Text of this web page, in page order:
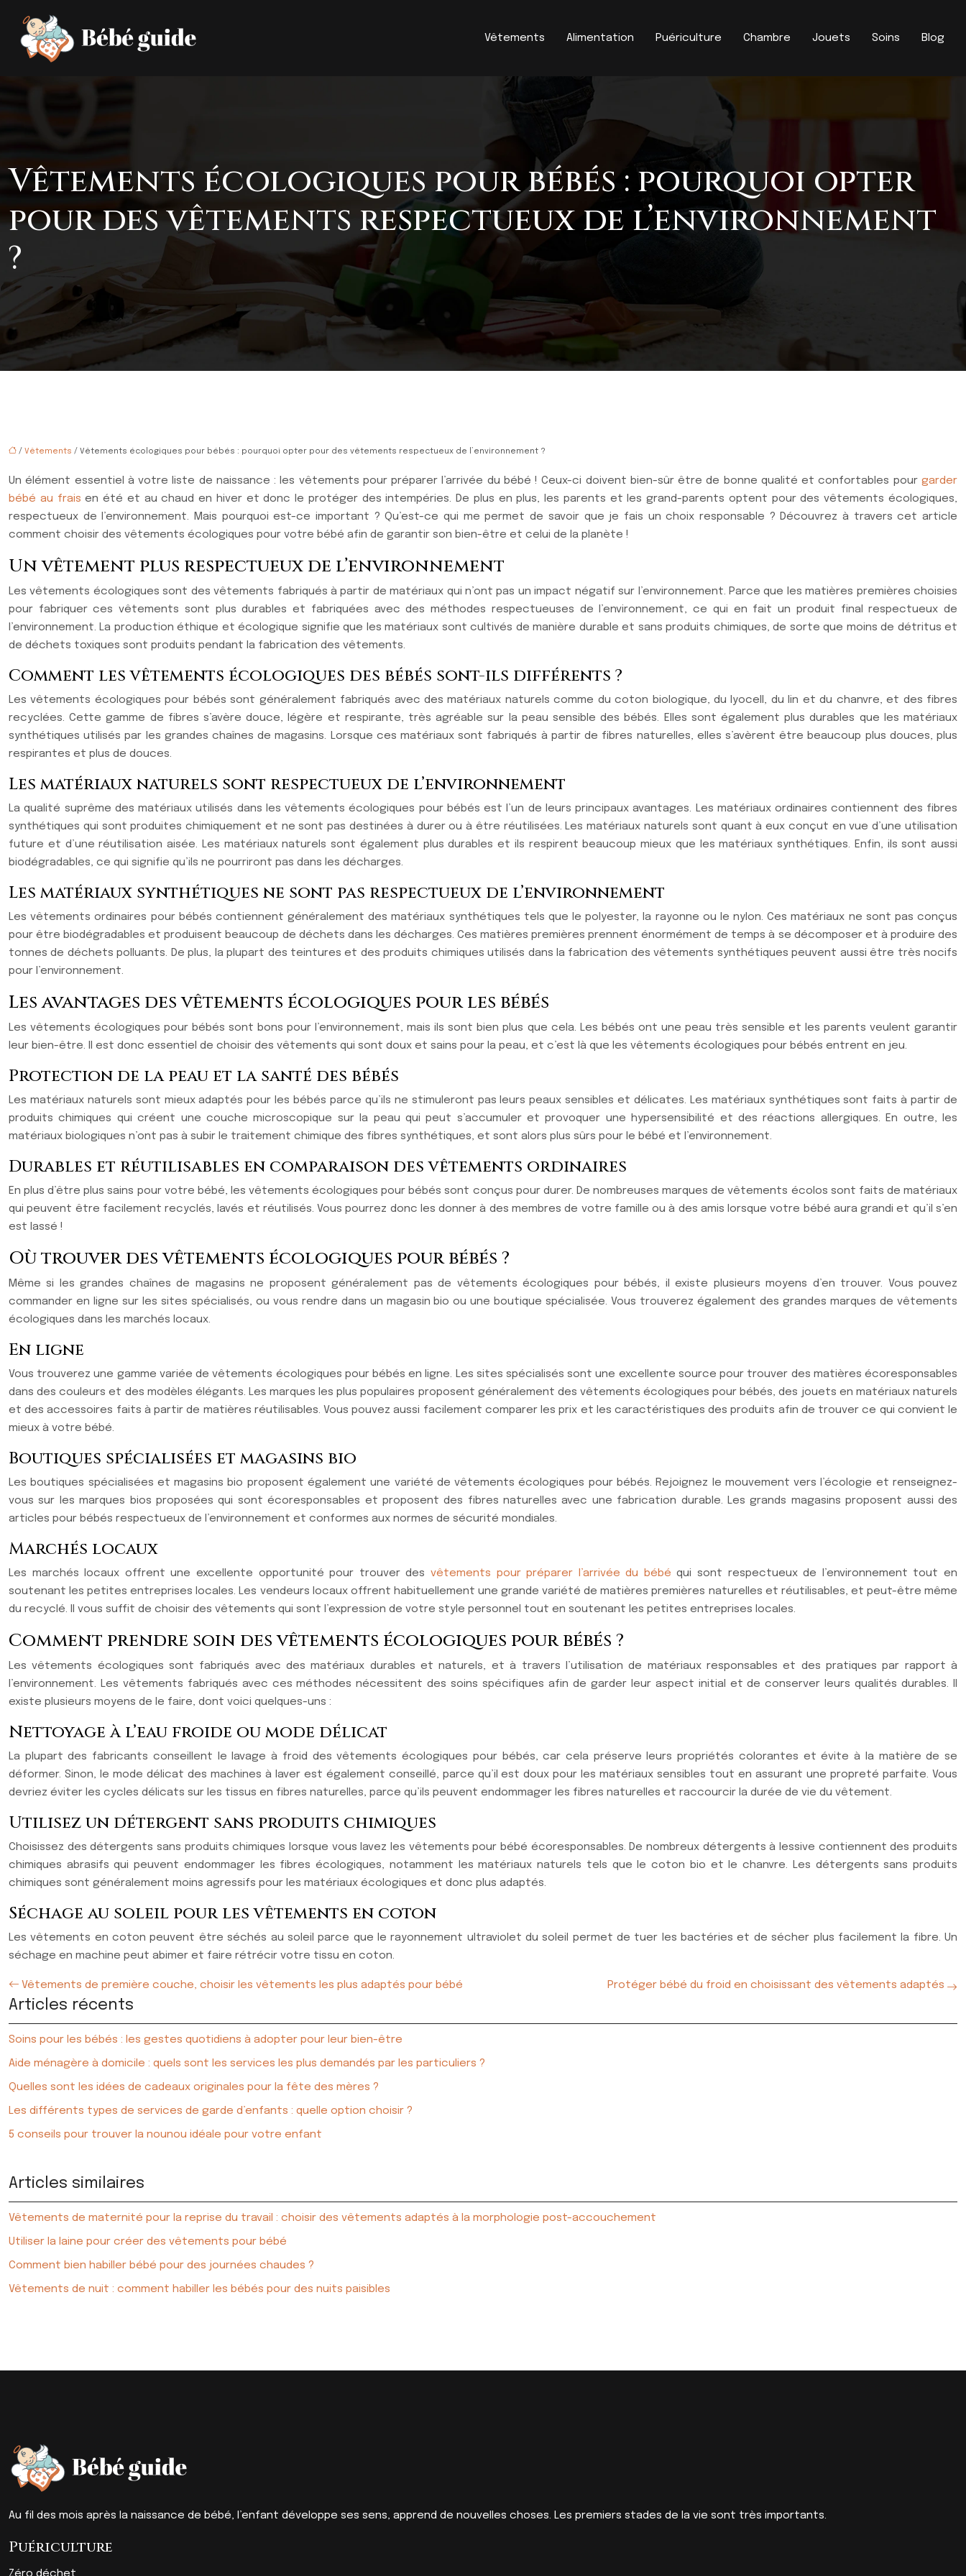
Vêtements Alimentation Puériculture Chambre Jouets Soins Blog
Vêtements écologiques pour bébés : pourquoi opter
pour des vêtements respectueux de l’environnement
?
/ Vêtements / Vêtements écologiques pour bébés : pourquoi opter pour des vêtements respectueux de l’environnement ?
Un élément essentiel à votre liste de naissance : les vêtements pour préparer l’arrivée du bébé ! Ceux-ci doivent bien-sûr être de bonne qualité et confortables pour garder
bébé au frais en été et au chaud en hiver et donc le protéger des intempéries. De plus en plus, les parents et les grand-parents optent pour des vêtements écologiques,
respectueux de l’environnement. Mais pourquoi est-ce important ? Qu’est-ce qui me permet de savoir que je fais un choix responsable ? Découvrez à travers cet article
comment choisir des vêtements écologiques pour votre bébé afin de garantir son bien-être et celui de la planète !
Un vêtement plus respectueux de l’environnement
Les vêtements écologiques sont des vêtements fabriqués à partir de matériaux qui n’ont pas un impact négatif sur l’environnement. Parce que les matières premières choisies
pour fabriquer ces vêtements sont plus durables et fabriquées avec des méthodes respectueuses de l’environnement, ce qui en fait un produit final respectueux de
l’environnement. La production éthique et écologique signifie que les matériaux sont cultivés de manière durable et sans produits chimiques, de sorte que moins de détritus et
de déchets toxiques sont produits pendant la fabrication des vêtements.
Comment les vêtements écologiques des bébés sont-ils différents ?
Les vêtements écologiques pour bébés sont généralement fabriqués avec des matériaux naturels comme du coton biologique, du lyocell, du lin et du chanvre, et des fibres
recyclées. Cette gamme de fibres s’avère douce, légère et respirante, très agréable sur la peau sensible des bébés. Elles sont également plus durables que les matériaux
synthétiques utilisés par les grandes chaînes de magasins. Lorsque ces matériaux sont fabriqués à partir de fibres naturelles, elles s’avèrent être beaucoup plus douces, plus
respirantes et plus de douces.
Les matériaux naturels sont respectueux de l’environnement
La qualité suprême des matériaux utilisés dans les vêtements écologiques pour bébés est l’un de leurs principaux avantages. Les matériaux ordinaires contiennent des fibres
synthétiques qui sont produites chimiquement et ne sont pas destinées à durer ou à être réutilisées. Les matériaux naturels sont quant à eux conçut en vue d’une utilisation
future et d’une réutilisation aisée. Les matériaux naturels sont également plus durables et ils respirent beaucoup mieux que les matériaux synthétiques. Enfin, ils sont aussi
biodégradables, ce qui signifie qu’ils ne pourriront pas dans les décharges.
Les matériaux synthétiques ne sont pas respectueux de l’environnement
Les vêtements ordinaires pour bébés contiennent généralement des matériaux synthétiques tels que le polyester, la rayonne ou le nylon. Ces matériaux ne sont pas conçus
pour être biodégradables et produisent beaucoup de déchets dans les décharges. Ces matières premières prennent énormément de temps à se décomposer et à produire des
tonnes de déchets polluants. De plus, la plupart des teintures et des produits chimiques utilisés dans la fabrication des vêtements synthétiques peuvent aussi être très nocifs
pour l’environnement.
Les avantages des vêtements écologiques pour les bébés
Les vêtements écologiques pour bébés sont bons pour l’environnement, mais ils sont bien plus que cela. Les bébés ont une peau très sensible et les parents veulent garantir
leur bien-être. Il est donc essentiel de choisir des vêtements qui sont doux et sains pour la peau, et c’est là que les vêtements écologiques pour bébés entrent en jeu.
Protection de la peau et la santé des bébés
Les matériaux naturels sont mieux adaptés pour les bébés parce qu’ils ne stimuleront pas leurs peaux sensibles et délicates. Les matériaux synthétiques sont faits à partir de
produits chimiques qui créent une couche microscopique sur la peau qui peut s’accumuler et provoquer une hypersensibilité et des réactions allergiques. En outre, les
matériaux biologiques n’ont pas à subir le traitement chimique des fibres synthétiques, et sont alors plus sûrs pour le bébé et l’environnement.
Durables et réutilisables en comparaison des vêtements ordinaires
En plus d’être plus sains pour votre bébé, les vêtements écologiques pour bébés sont conçus pour durer. De nombreuses marques de vêtements écolos sont faits de matériaux
qui peuvent être facilement recyclés, lavés et réutilisés. Vous pourrez donc les donner à des membres de votre famille ou à des amis lorsque votre bébé aura grandi et qu’il s’en
est lassé !
Où trouver des vêtements écologiques pour bébés ?
Même si les grandes chaînes de magasins ne proposent généralement pas de vêtements écologiques pour bébés, il existe plusieurs moyens d’en trouver. Vous pouvez
commander en ligne sur les sites spécialisés, ou vous rendre dans un magasin bio ou une boutique spécialisée. Vous trouverez également des grandes marques de vêtements
écologiques dans les marchés locaux.
En ligne
Vous trouverez une gamme variée de vêtements écologiques pour bébés en ligne. Les sites spécialisés sont une excellente source pour trouver des matières écoresponsables
dans des couleurs et des modèles élégants. Les marques les plus populaires proposent généralement des vêtements écologiques pour bébés, des jouets en matériaux naturels
et des accessoires faits à partir de matières réutilisables. Vous pouvez aussi facilement comparer les prix et les caractéristiques des produits afin de trouver ce qui convient le
mieux à votre bébé.
Boutiques spécialisées et magasins bio
Les boutiques spécialisées et magasins bio proposent également une variété de vêtements écologiques pour bébés. Rejoignez le mouvement vers l’écologie et renseignez-
vous sur les marques bios proposées qui sont écoresponsables et proposent des fibres naturelles avec une fabrication durable. Les grands magasins proposent aussi des
articles pour bébés respectueux de l’environnement et conformes aux normes de sécurité mondiales.
Marchés locaux
Les marchés locaux offrent une excellente opportunité pour trouver des vêtements pour préparer l’arrivée du bébé qui sont respectueux de l’environnement tout en
soutenant les petites entreprises locales. Les vendeurs locaux offrent habituellement une grande variété de matières premières naturelles et réutilisables, et peut-être même
du recyclé. Il vous suffit de choisir des vêtements qui sont l’expression de votre style personnel tout en soutenant les petites entreprises locales.
Comment prendre soin des vêtements écologiques pour bébés ?
Les vêtements écologiques sont fabriqués avec des matériaux durables et naturels, et à travers l’utilisation de matériaux responsables et des pratiques par rapport à
l’environnement. Les vêtements fabriqués avec ces méthodes nécessitent des soins spécifiques afin de garder leur aspect initial et de conserver leurs qualités durables. Il
existe plusieurs moyens de le faire, dont voici quelques-uns :
Nettoyage à l’eau froide ou mode délicat
La plupart des fabricants conseillent le lavage à froid des vêtements écologiques pour bébés, car cela préserve leurs propriétés colorantes et évite à la matière de se
déformer. Sinon, le mode délicat des machines à laver est également conseillé, parce qu’il est doux pour les matériaux sensibles tout en assurant une propreté parfaite. Vous
devriez éviter les cycles délicats sur les tissus en fibres naturelles, parce qu’ils peuvent endommager les fibres naturelles et raccourcir la durée de vie du vêtement.
Utilisez un détergent sans produits chimiques
Choisissez des détergents sans produits chimiques lorsque vous lavez les vêtements pour bébé écoresponsables. De nombreux détergents à lessive contiennent des produits
chimiques abrasifs qui peuvent endommager les fibres écologiques, notamment les matériaux naturels tels que le coton bio et le chanvre. Les détergents sans produits
chimiques sont généralement moins agressifs pour les matériaux écologiques et donc plus adaptés.
Séchage au soleil pour les vêtements en coton
Les vêtements en coton peuvent être séchés au soleil parce que le rayonnement ultraviolet du soleil permet de tuer les bactéries et de sécher plus facilement la fibre. Un
séchage en machine peut abimer et faire rétrécir votre tissu en coton.
Vêtements de première couche, choisir les vêtements les plus adaptés pour bébé Protéger bébé du froid en choisissant des vêtements adaptés
Articles récents
Soins pour les bébés : les gestes quotidiens à adopter pour leur bien-être
Aide ménagère à domicile : quels sont les services les plus demandés par les particuliers ?
Quelles sont les idées de cadeaux originales pour la fête des mères ?
Les différents types de services de garde d’enfants : quelle option choisir ?
5 conseils pour trouver la nounou idéale pour votre enfant
Articles similaires
Vêtements de maternité pour la reprise du travail : choisir des vêtements adaptés à la morphologie post-accouchement
Utiliser la laine pour créer des vêtements pour bébé
Comment bien habiller bébé pour des journées chaudes ?
Vêtements de nuit : comment habiller les bébés pour des nuits paisibles
Au fil des mois après la naissance de bébé, l’enfant développe ses sens, apprend de nouvelles choses. Les premiers stades de la vie sont très importants.
Puériculture